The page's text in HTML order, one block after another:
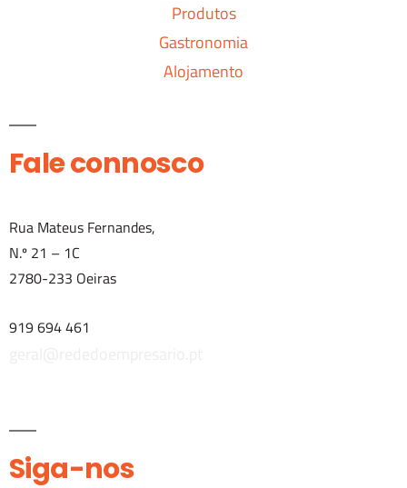
Produtos
Gastronomia
Alojamento
Fale connosco
Rua Mateus Fernandes,
N.º 21 – 1C
2780-233 Oeiras
919 694 461
Siga-nos